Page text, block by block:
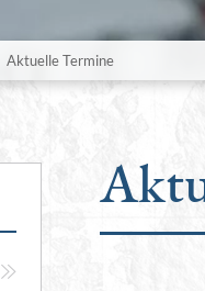
Aktuelle Termine